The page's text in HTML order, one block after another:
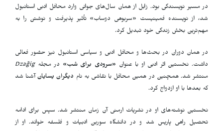
در مسیر نویسندگی بود. زابل از همان سال‌های جوانی وارد محافل ادبی استانبول
شد، از نویسنده فمینیست «سربوهی دوساب» تأثیر پذیرفت و نوشتن را به
مهم‌ترین بخش زندگی خود تبدیل کرد.
در همان دوران در بحث‌ها و محافل ادبی و سیاسی استانبول نیز حضور فعالی
داشت. نخستین اثر ادبی او با عنوان «سرودی برای شب» در مجلهDzağig
منتشر شد. همچنین در همین محافل با نقاشی به نام دیگران یسایانآشنا شد
که بعدها با او ازدواج کرد.
نخستین نوشته‌های او در نشریات ارمنی آن زمان منتشر شد. سپس برای ادامه
تحصیل راهی پاریس شد و در دانشگاه سوربن ادبیات و فلسفه خواند. او از